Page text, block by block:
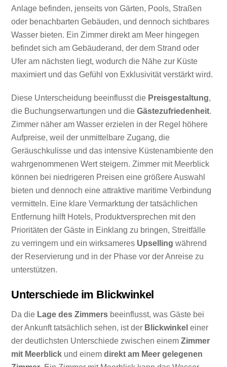
Anlage befinden, jenseits von Gärten, Pools, Straßen
oder benachbarten Gebäuden, und dennoch sichtbares
Wasser bieten. Ein Zimmer direkt am Meer hingegen
befindet sich am Gebäuderand, der dem Strand oder
Ufer am nächsten liegt, wodurch die Nähe zur Küste
maximiert und das Gefühl von Exklusivität verstärkt wird.
Diese Unterscheidung beeinflusst die Preisgestaltung,
die Buchungserwartungen und dieGästezufriedenheit.
Zimmer näher am Wasser erzielen in der Regel höhere
Aufpreise, weil der unmittelbare Zugang, die
Geräuschkulisse und das intensive Küstenambiente den
wahrgenommenen Wert steigern. Zimmer mit Meerblick
können bei niedrigeren Preisen eine größere Auswahl
bieten und dennoch eine attraktive maritime Verbindung
vermitteln. Eine klare Vermarktung der tatsächlichen
Entfernung hilft Hotels, Produktversprechen mit den
Prioritäten der Gäste in Einklang zu bringen, Streitfälle
zu verringern und ein wirksameres Upselling während
der Reservierung und in der Phase vor der Anreise zu
unterstützen.
Unterschiede im Blickwinkel
Da die Lage des Zimmers beeinflusst, was Gäste bei
der Ankunft tatsächlich sehen, ist der Blickwinkel einer
der deutlichsten Unterschiede zwischen einemZimmer
mit Meerblick und einemdirekt am Meer gelegenen